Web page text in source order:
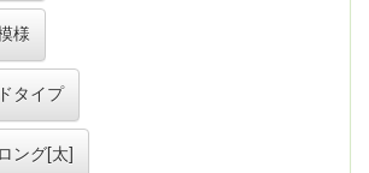
様
タイプ
ング[太]